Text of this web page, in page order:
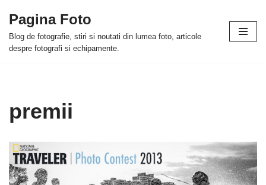
Skip
to
Pagina Foto
Blog de fotografie, stiri si noutati din lumea foto, articole
despre fotografi si echipamente.
premii